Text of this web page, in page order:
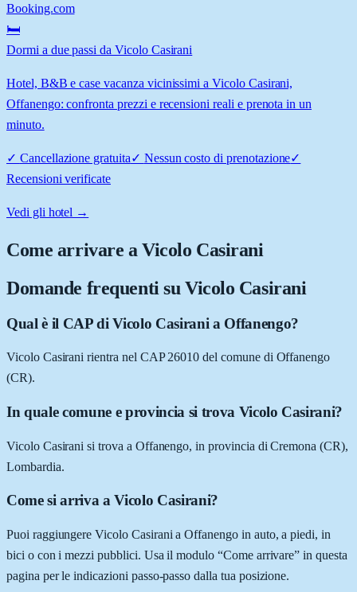
Booking.com
🛏️
Dormi a due passi da Vicolo Casirani
Hotel, B&B e case vacanza vicinissimi a Vicolo Casirani,
Offanengo: confronta prezzi e recensioni reali e prenota in un
minuto.
✓ Cancellazione gratuita✓ Nessun costo di prenotazione✓
Recensioni verificate
Vedi gli hotel →
Come arrivare aVicolo Casirani
Domande frequenti su Vicolo Casirani
Qual è il CAP di Vicolo Casirani a Offanengo?
Vicolo Casirani rientra nel CAP 26010 del comune di Offanengo
(CR).
In quale comune e provincia si trova Vicolo Casirani?
Vicolo Casirani si trova a Offanengo, in provincia di Cremona (CR),
Lombardia.
Come si arriva a Vicolo Casirani?
Puoi raggiungere Vicolo Casirani a Offanengo in auto, a piedi, in
bici o con i mezzi pubblici. Usa il modulo “Come arrivare” in questa
pagina per le indicazioni passo-passo dalla tua posizione.